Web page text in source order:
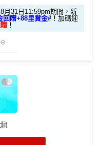
aeon-wakuwa
數快回贈！詳情：
$300 +FUN Dollars！
60日內累積簽賬滿HK
Dollars回贈
現」分期計劃，獲批
選擇12個月或以上還
「獎賞錢」(相等於5,0
核日起計之過去12個月
。 迎新條款：
月31日11:59pm期間，新
回贈+88里賞金# ！ 加碼迎
！
達HK$1,500
日至8月31日11:59pm